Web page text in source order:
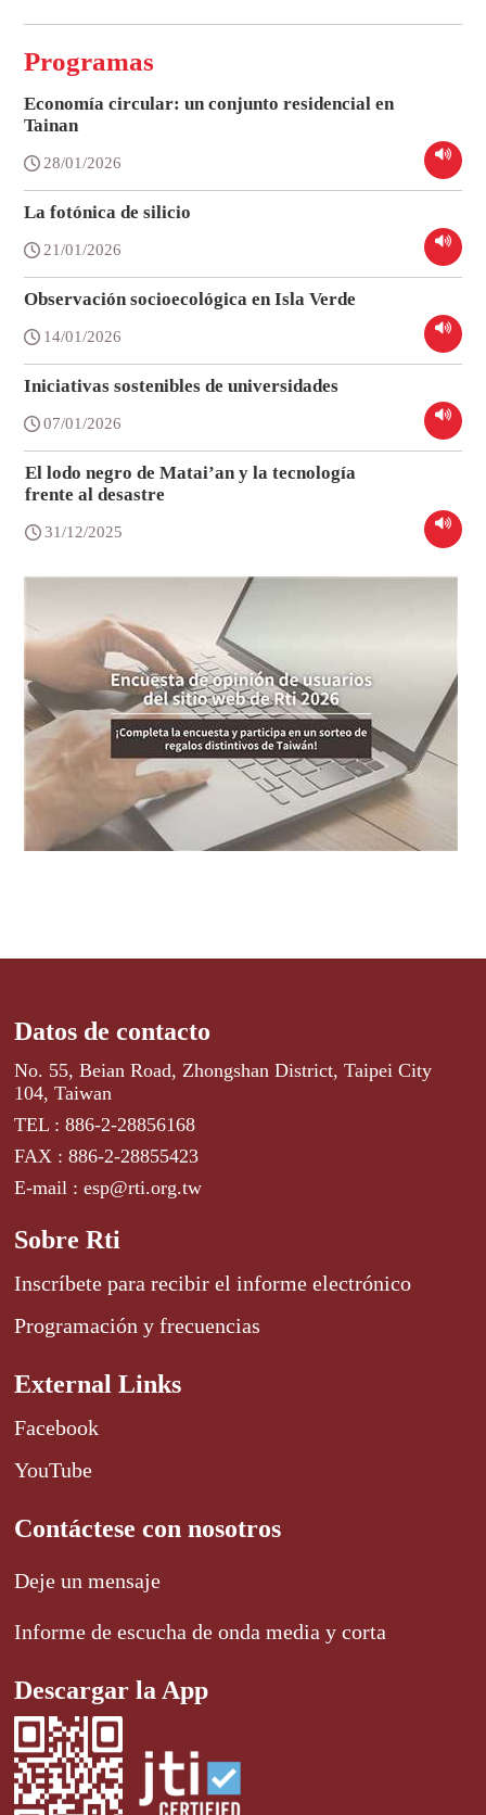
Programas
Economía circular: un conjunto residencial en
Tainan
28/01/2026
La fotónica de silicio
21/01/2026
Observación socioecológica en Isla Verde
14/01/2026
Iniciativas sostenibles de universidades
07/01/2026
El lodo negro de Matai’an y la tecnología
frente al desastre
31/12/2025
Datos de contacto
No. 55, Beian Road, Zhongshan District, Taipei City
104, Taiwan
TEL : 886-2-28856168
FAX : 886-2-28855423
E-mail : esp@rti.org.tw
Sobre Rti
Inscríbete para recibir el informe electrónico
Programación y frecuencias
External Links
Facebook
YouTube
Contáctese con nosotros
Deje un mensaje
Informe de escucha de onda media y corta
Descargar la App